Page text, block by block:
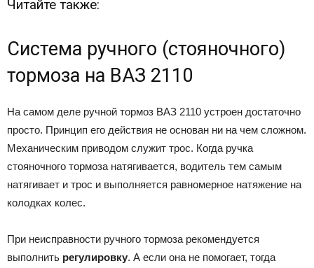
Читайте также:
Система ручного (стояночного)
тормоза на ВАЗ 2110
На самом деле ручной тормоз ВАЗ 2110 устроен достаточно
просто. Принцип его действия не основан ни на чем сложном.
Механическим приводом служит трос. Когда ручка
стояночного тормоза натягивается, водитель тем самым
натягивает и трос и выполняется равномерное натяжение на
колодках колес.
При неисправности ручного тормоза рекомендуется
выполнить регулировку. А если она не помогает, тогда